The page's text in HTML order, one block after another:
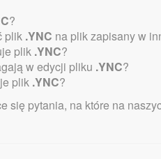
?
plik .YNC na plik zapisany w
plik .YNC?
w edycji pliku .YNC?
plik .YNC?
się pytania, na które na